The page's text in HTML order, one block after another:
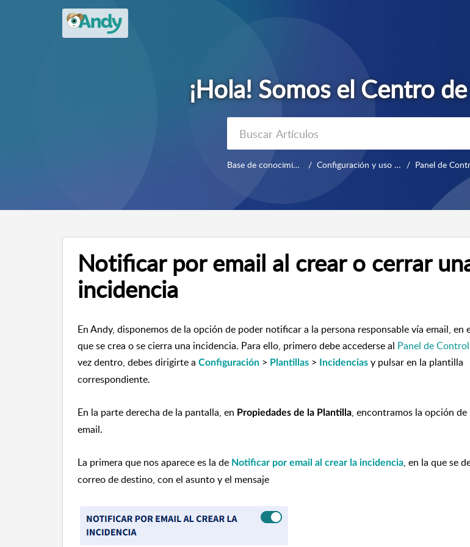
Base de conocimientos Configuración y uso diario Panel de Control
Notificar por email al crear o cerrar
incidencia
En Andy, disponemos de la opción de poder notificar a la persona responsable vía email, en
que se crea o se cierra una incidencia. Para ello, primero debe accederse al Panel de Control
vez dentro, debes dirigirte a Configuración > Plantillas > Incidencias y pulsar en la plantilla
correspondiente.
En la parte derecha de la pantalla, en Propiedades de la Plantilla, encontramos la opción
email.
La primera que nos aparece es la de Notificar por email al crear la incidencia, en la que se
correo de destino, con el asunto y el mensaje